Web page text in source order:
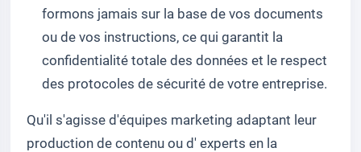
formons jamais sur la base de vos documents
ou de vos instructions, ce qui garantit la
confidentialité totale des données et le respect
des protocoles de sécurité de votre entreprise.
Qu'il s'agisse d'équipes marketing adaptant leur
production de contenu ou d' experts en la